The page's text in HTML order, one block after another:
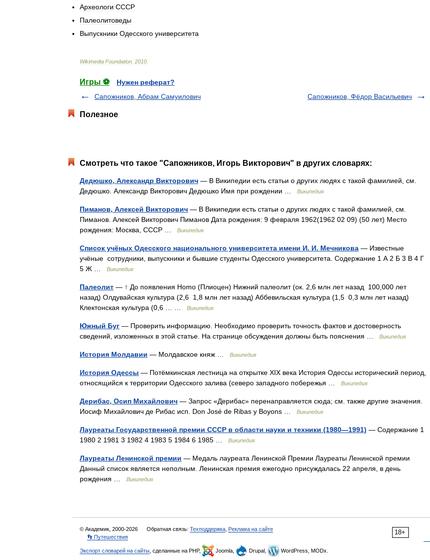
Археологи СССР
Палеолитоведы
Выпускники Одесского университета
Wikimedia Foundation 2010
Игры ⚽
Нужен реферат?
Сапожников, Абрам Самуилович
Сапожников, Фёдор Васильевич
Полезное
Смотреть что такое "Сапожников, Игорь Викторович" в других словарях:
Дедюшко, Александр Викторович — В Википедии есть статьи о других людях с такой фамилией, см.
Дедюшко. Александр Викторович Дедюшко Имя при рождении …
Википедия
Пиманов, Алексей Викторович — В Википедии есть статьи о других людях с такой фамилией, см.
Пиманов. Алексей Викторович Пиманов Дата рождения: 9 февраля 1962(1962 02 09) (50 лет) Место
рождения: Москва, СССР …
Википедия
Список учёных Одесского национального университета имени И. И. Мечникова — Известные
учёные сотрудники, выпускники и бывшие студенты Одесского университета. Содержание 1 А 2 Б 3 В 4 Г
5 Ж …
Википедия
Палеолит — ↑ До появления Homo (Плиоцен) Нижний палеолит (ок. 2,6 млн лет назад 100,000 лет
назад) Олдувайская культура (2,6 1,8 млн лет назад) Аббевильская культура (1,5 0,3 млн лет назад)
Клектонская культура (0,6 … …
Википедия
Южный Буг — Проверить информацию. Необходимо проверить точность фактов и достоверность
сведений, изложенных в этой статье. На странице обсуждения должны быть пояснения …
Википедия
История Молдавии — Молдавское княж … Википедия
История Одессы — Потёмкинская лестница на открытке XIX века История Одессы исторический период,
относящийся к территории Одесского залива (северо западного побережья …
Википедия
Дерибас, Осип Михайлович — Запрос «Дерибас» перенаправляется сюда; см. также другие значения.
Иосиф Михайлович де Рибас исп. Don José de Ribas y Boyons …
Википедия
Лауреаты Государственной премии СССР в области науки и техники (1980—1991) — Содержание 1
1980 2 1981 3 1982 4 1983 5 1984 6 1985 …
Википедия
Лауреаты Ленинской премии — Медаль лауреата Ленинской Премии Лауреаты Ленинской премии
Данный список является неполным. Ленинская премия ежегодно присуждалась 22 апреля, в день
рождения …
Википедия
18+
© Академик, 2000-2026 Обратная связь: Техподдержка Реклама на сайте
👣 Путешествия
Экспорт словарей на сайты , сделанные на PHP, Joomla, Drupal, WordPress, MODx.